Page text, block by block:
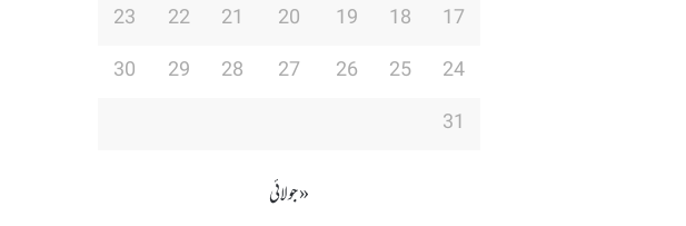
17
18
19
20
21
22
23
24
25
26
27
28
29
30
31
« جولائی